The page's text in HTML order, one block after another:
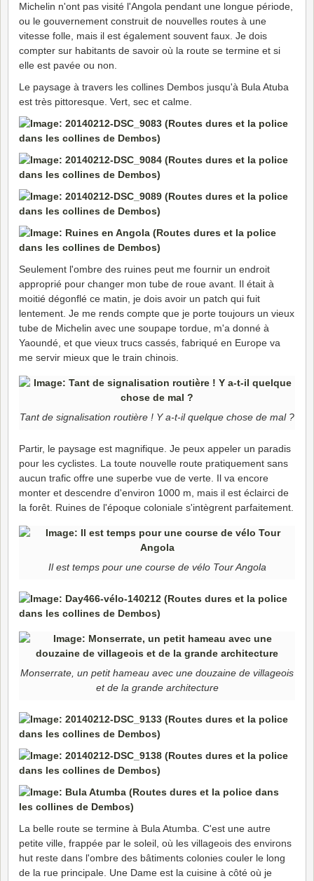
Michelin n'ont pas visité l'Angola pendant une longue période,
ou le gouvernement construit de nouvelles routes à une
vitesse folle, mais il est également souvent faux. Je dois
compter sur habitants de savoir où la route se termine et si
elle est pavée ou non.
Le paysage à travers les collines Dembos jusqu'à Bula Atuba
est très pittoresque. Vert, sec et calme.
Seulement l'ombre des ruines peut me fournir un endroit
approprié pour changer mon tube de roue avant. Il était à
moitié dégonflé ce matin, je dois avoir un patch qui fuit
lentement. Je me rends compte que je porte toujours un vieux
tube de Michelin avec une soupape tordue, m'a donné à
Yaoundé, et que vieux trucs cassés, fabriqué en Europe va
me servir mieux que le train chinois.
Tant de signalisation routière ! Y a-t-il quelque chose de mal ?
Partir, le paysage est magnifique. Je peux appeler un paradis
pour les cyclistes. La toute nouvelle route pratiquement sans
aucun trafic offre une superbe vue de verte. Il va encore
monter et descendre d'environ 1000 m, mais il est éclairci de
la forêt. Ruines de l'époque coloniale s'intègrent parfaitement.
Il est temps pour une course de vélo Tour Angola
Monserrate, un petit hameau avec une douzaine de villageois
et de la grande architecture
La belle route se termine à Bula Atumba. C'est une autre
petite ville, frappée par le soleil, où les villageois des environs
hut reste dans l'ombre des bâtiments colonies couler le long
de la rue principale. Une Dame est la cuisine à côté où je